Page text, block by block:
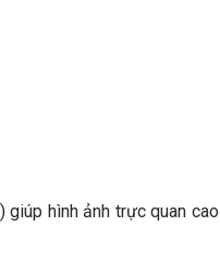
giúp hình ảnh trực quan cao